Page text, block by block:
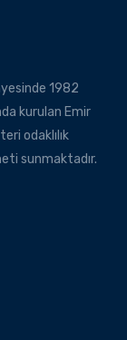
1982
kurulan Emir
odaklılık
sunmaktadır.